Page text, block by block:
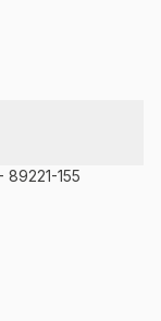
responder-lhe
terrenos,
89221-155